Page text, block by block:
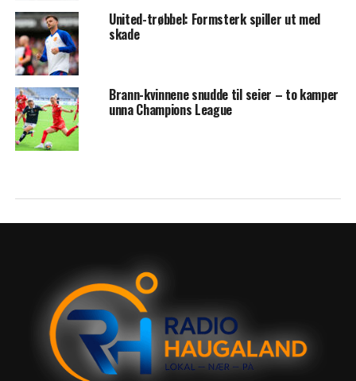
United-trøbbel: Formsterk spiller ut med
skade
Brann-kvinnene snudde til seier – to kamper
unna Champions League